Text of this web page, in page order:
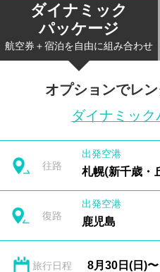
ダイナミック
パッケージ
航空券＋宿泊を自由に組み合わせ
オプションでレ
ダイナミック
往路
出発空港
札幌(新千歳・
復路
出発空港
鹿児島
旅行日程